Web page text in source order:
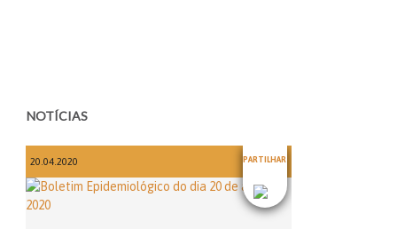
NOTÍCIAS
20.04.2020 PARTILHAR